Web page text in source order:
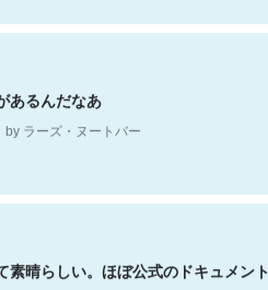
あるんだなあ
ラーズ・ヌートバー
素晴らしい。ほぼ公式のドキュメン
多いよね。この手の記事に珍しく、